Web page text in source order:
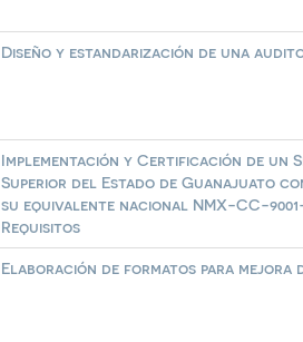
Diseño y estandarización de una
Implementación y Certificación de un
Superior del Estado de Guanajuato
su equivalente nacional NMX-CC-
Requisitos
Elaboración de formatos para